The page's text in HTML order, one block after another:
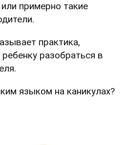
примерно такие
практика,
разобраться в
языком на каникулах?